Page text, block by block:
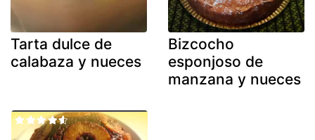
Tarta dulce de
calabaza y nueces
Bizcocho
esponjoso de
manzana y nueces